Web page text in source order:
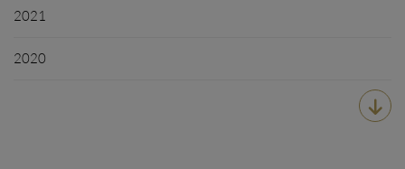
2021
2020
